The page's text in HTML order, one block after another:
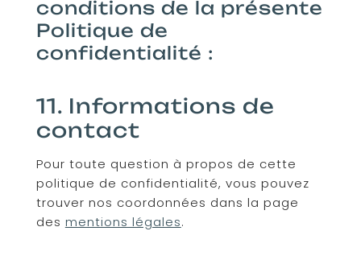
conditions de la présente
Politique de
confidentialité :
11. Informations de
contact
Pour toute question à propos de cette
politique de confidentialité, vous pouvez
trouver nos coordonnées dans la page
des mentions légales.